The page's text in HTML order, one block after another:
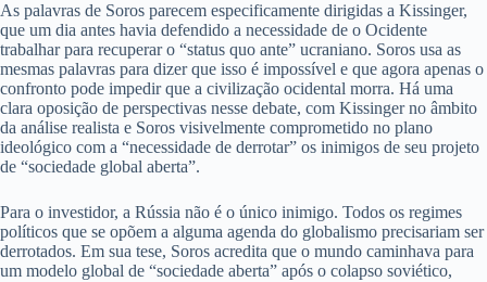
As palavras de Soros parecem especificamente dirigidas a Kissinger,
que um dia antes havia defendido a necessidade de o Ocidente
trabalhar para recuperar o “status quo ante” ucraniano. Soros usa as
mesmas palavras para dizer que isso é impossível e que agora apenas o
confronto pode impedir que a civilização ocidental morra. Há uma
clara oposição de perspectivas nesse debate, com Kissinger no âmbito
da análise realista e Soros visivelmente comprometido no plano
ideológico com a “necessidade de derrotar” os inimigos de seu projeto
de “sociedade global aberta”.
Para o investidor, a Rússia não é o único inimigo. Todos os regimes
políticos que se opõem a alguma agenda do globalismo precisariam ser
derrotados. Em sua tese, Soros acredita que o mundo caminhava para
um modelo global de “sociedade aberta” após o colapso soviético,